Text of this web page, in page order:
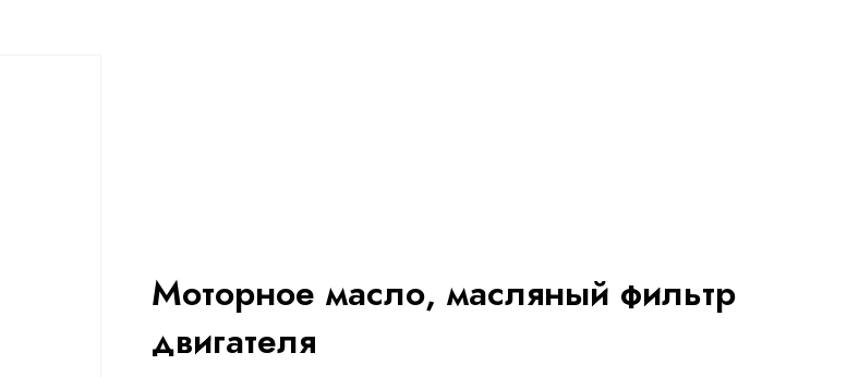
Моторное масло, масляный фильтр
двигателя